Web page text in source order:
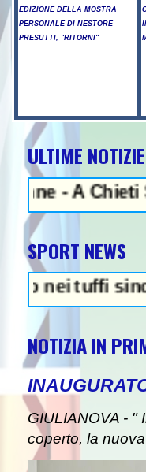
EDIZIONE DELLA MOSTRA
PERSONALE DI NESTORE
PRESUTTI, "RITORNI"
ULTIME
Scalo
SPORT NEWS
sincro con
NOTIZIA IN
GIULIANOVA - "
coperto, la